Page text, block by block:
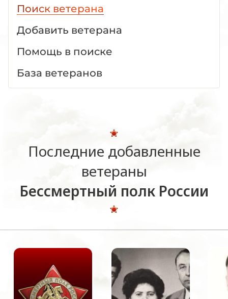
Поиск ветерана
Добавить ветерана
Помощь в поиске
База ветеранов
Последние добавленные
ветераны
Бессмертный полк России